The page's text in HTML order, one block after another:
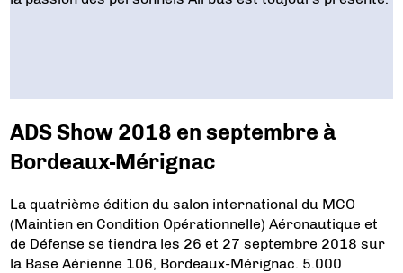
ADS Show 2018 en septembre à
Bordeaux-Mérignac
La quatrième édition du salon international du MCO
(Maintien en Condition Opérationnelle) Aéronautique et
de Défense se tiendra les 26 et 27 septembre 2018 sur
la Base Aérienne 106, Bordeaux-Mérignac. 5.000